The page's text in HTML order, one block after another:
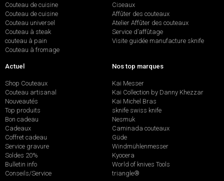
Couteau de cuisine
Couteau de cuisine
Couteau universel
Couteau à steak
couteau à pain
Couteau à fromage
Ciseaux
Affûter des couteaux
Atelier Affûter des couteaux
Service d’affûtage
Visite guidée manufacture sknife
Actuel
Shop Couteaux
Couteau artisanal
Nouveautés
Top produits
Bon cadeau
Cadeaux
Coffret cadeau
Service gravure
Soldes 20%
Bulletin info
Conseils/Service
Nos top marques
Kai Messer
Kai Collection by Danny Khezzar
Kai Michel Bras
sknife swiss knife
Nesmuk
Caminada couteaux
Güde
Windmühlenmesser
Kyocera
World of knives Tools
triangle®